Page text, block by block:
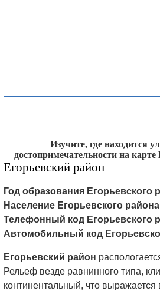
Изучите, где находится
достопримечательности на карте
Егорьевский район
Год образования Егорьевского
Население Егорьевского
Телефонный код Егорьевского
Автомобильный код
Егорьевский район
Рельеф везде равнинного типа,
континентальный, что